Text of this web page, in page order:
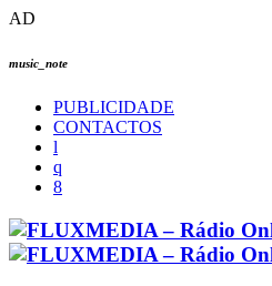
AD
music_note
PUBLICIDADE
CONTACTOS